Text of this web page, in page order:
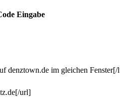
Eingabe
denztown.de im gleichen
url]